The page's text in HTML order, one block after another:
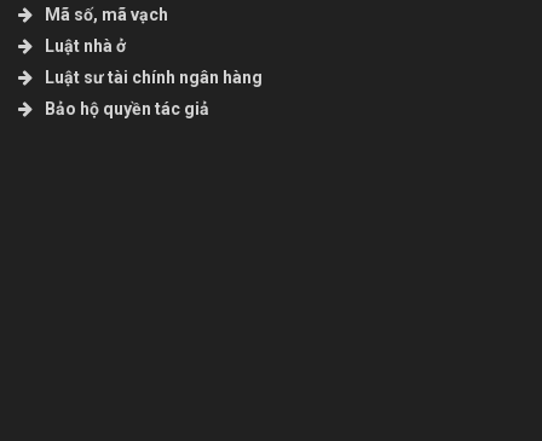
Mã số, mã vạch
Luật nhà ở
Luật sư tài chính ngân hàng
Bảo hộ quyền tác giả